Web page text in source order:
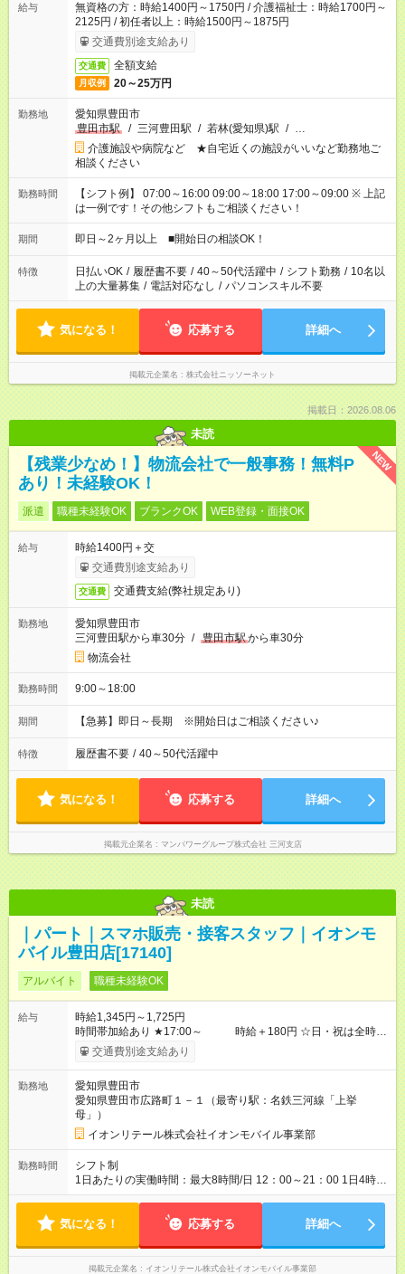
給与
無資格の方：時給1400円～1750円 / 介護福祉士：時給1700円～
2125円 / 初任者以上：時給1500円～1875円
交通費別途支給あり
交通費 全額支給
月収例 20～25万円
勤務地
愛知県豊田市
豊田市駅
/ 三河豊田駅 / 若林(愛知県)駅 / …
介護施設や病院など ★自宅近くの施設がいいなど勤務地ご
相談ください
勤務時間
【シフト例】 07:00～16:00 09:00～18:00 17:00～09:00 ※ 上記
は一例です！その他シフトもご相談ください！
期間 即日～2ヶ月以上 ■開始日の相談OK！
特徴 日払いOK / 履歴書不要 / 40～50代活躍中 / シフト勤務 / 10名以
上の大量募集 / 電話対応なし / パソコンスキル不要
気になる！ 応募する 詳細へ
掲載元企業名 株式会社ニッソーネット
掲載日：2026.08.06
未読
NEW
【残業少なめ！】物流会社で一般事務！無料P
あり！未経験OK！
派遣 職種未経験OK ブランクOK WEB登録・面接OK
給与
時給1400円＋交
交通費別途支給あり
交通費 交通費支給(弊社規定あり)
勤務地
愛知県豊田市
三河豊田駅から車30分 / 豊田市駅から車30分
物流会社
勤務時間 9:00～18:00
期間 【急募】即日～長期 ※開始日はご相談ください♪
特徴 履歴書不要 / 40～50代活躍中
気になる！ 応募する 詳細へ
掲載元企業名 マンパワーグループ株式会社 三河支店
未読
｜パート｜スマホ販売・接客スタッフ｜イオンモ
バイル豊田店[17140]
アルバイト 職種未経験OK
給与
時給1,345円～1,725円
時間帯加給あり ★17:00～ 時給＋180円 ☆日・祝は全時間
帯さらに時給＋200円UP！ ※学生アルバイトの情報は【学生ア
ルバイト】求人ページをご確認ください。 ◇昇給あり（年１
◇試用期間最大4ヶ月あり（時給は変わりません） 【試用期間】
試用期間あり 試用期間の長さ：4ヶ月 雇用形態、給与は本採用
時と同じです。 試用期間中の労働時間は月間80時間未満となり
ます。
交通費別途支給あり
勤務地
愛知県豊田市
愛知県豊田市広路町１－１（最寄り駅：名鉄三河線「上挙
母」）
イオンリテール株式会社イオンモバイル事業部
勤務時間
シフト制
1日あたりの実働時間：最大8時間/日 12：00～21：00 1日4時間
～、週3日～OK ※1日の勤務シフト例 12：00～19：00 15：00
則同月度内で調整を行います ◇休憩30～60分あり（1日の労働時
気になる！ 応募する 詳細へ
掲載元企業名 イオンリテール株式会社イオンモバイル事業部